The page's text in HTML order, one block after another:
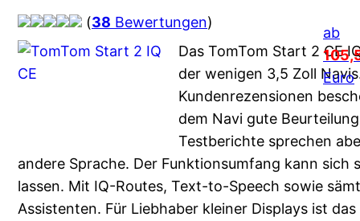
(38 Bewertungen)
ab
Euro
Das TomTom Start 2 CE
der wenigen 3,5 Zoll
Kundenrezensionen
dem Navi gute
Testberichte sprechen
andere Sprache. Der Funktionsumfang kann sich
lassen. Mit IQ-Routes, Text-to-Speech sowie
Assistenten. Für Liebhaber kleiner Displays ist